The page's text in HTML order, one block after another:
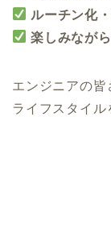
ルーチン化
楽しみなが
エンジニアの皆
ライフスタイル